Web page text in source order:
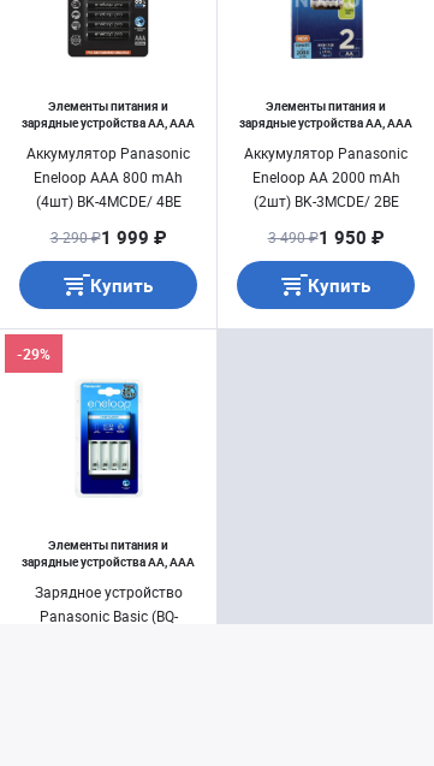
Элементы питания и
зарядные устройства AA, AAA
Аккумулятор Panasonic
Eneloop AAA 800 mAh
(4шт) BK-4MCDE/ 4BE
3 290 ₽1 999 ₽
Купить
Элементы питания и
зарядные устройства AA, AAA
Аккумулятор Panasonic
Eneloop AA 2000 mAh
(2шт) BK-3MCDE/ 2BE
3 490 ₽1 950 ₽
Купить
Элементы питания и
зарядные устройства AA, AAA
Зарядное устройство
Panasonic Basic (BQ-
-29%